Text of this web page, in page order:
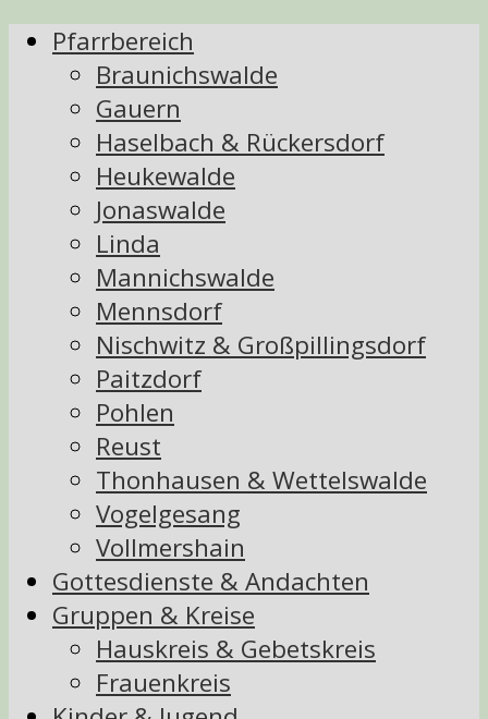
Pfarrbereich
Braunichswalde
Gauern
Haselbach & Rückersdorf
Heukewalde
Jonaswalde
Linda
Mannichswalde
Mennsdorf
Nischwitz & Großpillingsdorf
Paitzdorf
Pohlen
Reust
Thonhausen & Wettelswalde
Vogelgesang
Vollmershain
Gottesdienste & Andachten
Gruppen & Kreise
Hauskreis & Gebetskreis
Frauenkreis